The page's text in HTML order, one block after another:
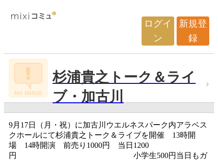
ログイ
ン
新規登
録
杉浦貴之トーク＆ライ
ブ・加古川
9月17日（月・祝）に加古川ウエルネスパーク内アラベス
クホールにて杉浦貴之トーク＆ライブを開催 13時開
場 14時開演 前売り1000円 当日1200
円 小学生500円当日もガ